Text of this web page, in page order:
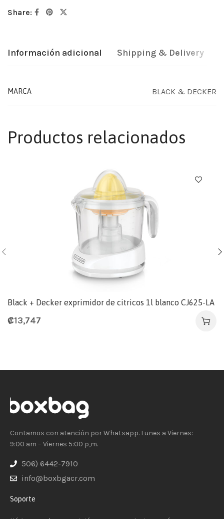
Share:
Información adicional Shipping & Delivery
MARCA BLACK & DECKER
Productos relacionados
Black + Decker exprimidor de citricos 1l blanco CJ625-LA
₡13,747
Contamos con atención por Whatsapp. Lunes a Viernes:
9:00 am – Viernes 5:00 p,m.
506) 6442-7910
info@boxbgacr.com
Soporte